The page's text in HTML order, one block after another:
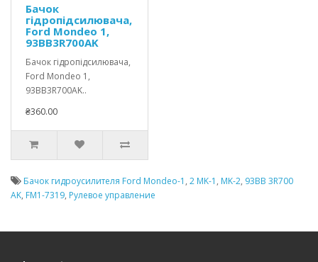
Бачок
гідропідсилювача,
Ford Mondeo 1,
93BB3R700AK
Бачок гідропідсилювача,
Ford Mondeo 1,
93BB3R700AK..
₴360.00
Бачок гидроусилителя Ford Mondeo-1 , 2 MK-1 , MK-2, 93BB 3R700
AK, FM1-7319, Рулевое управление